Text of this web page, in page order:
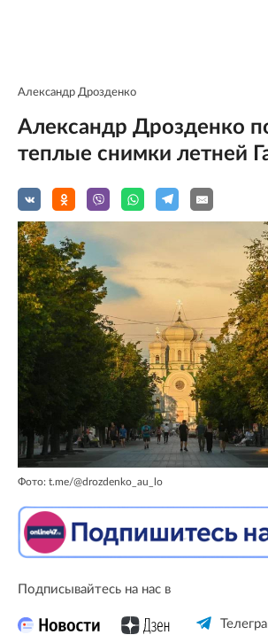
Александр Дрозденко
Александр Дрозденко
теплые снимки летней
Фото: t.me/@drozdenko_au_lo
Подписывайтесь на нас в